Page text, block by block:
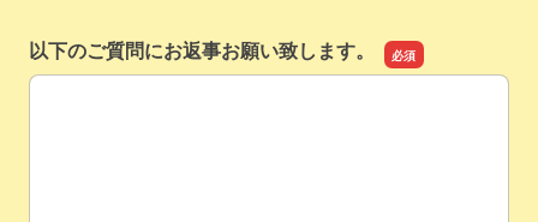
以下のご質問にお返事お願い致します。
以下のご質問にお返事お願い致します。